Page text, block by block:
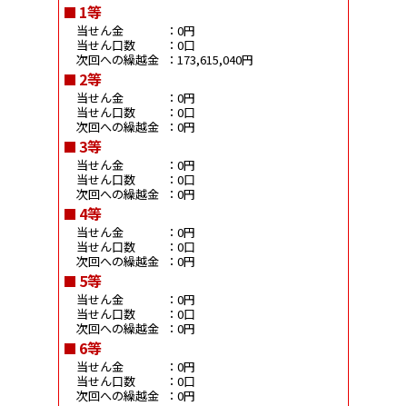
1等
当せん金
：0円
当せん口数
：0口
次回への繰越金
：173,615,040円
2等
当せん金
：0円
当せん口数
：0口
次回への繰越金
：0円
3等
当せん金
：0円
当せん口数
：0口
次回への繰越金
：0円
4等
当せん金
：0円
当せん口数
：0口
次回への繰越金
：0円
5等
当せん金
：0円
当せん口数
：0口
次回への繰越金
：0円
6等
当せん金
：0円
当せん口数
：0口
次回への繰越金
：0円